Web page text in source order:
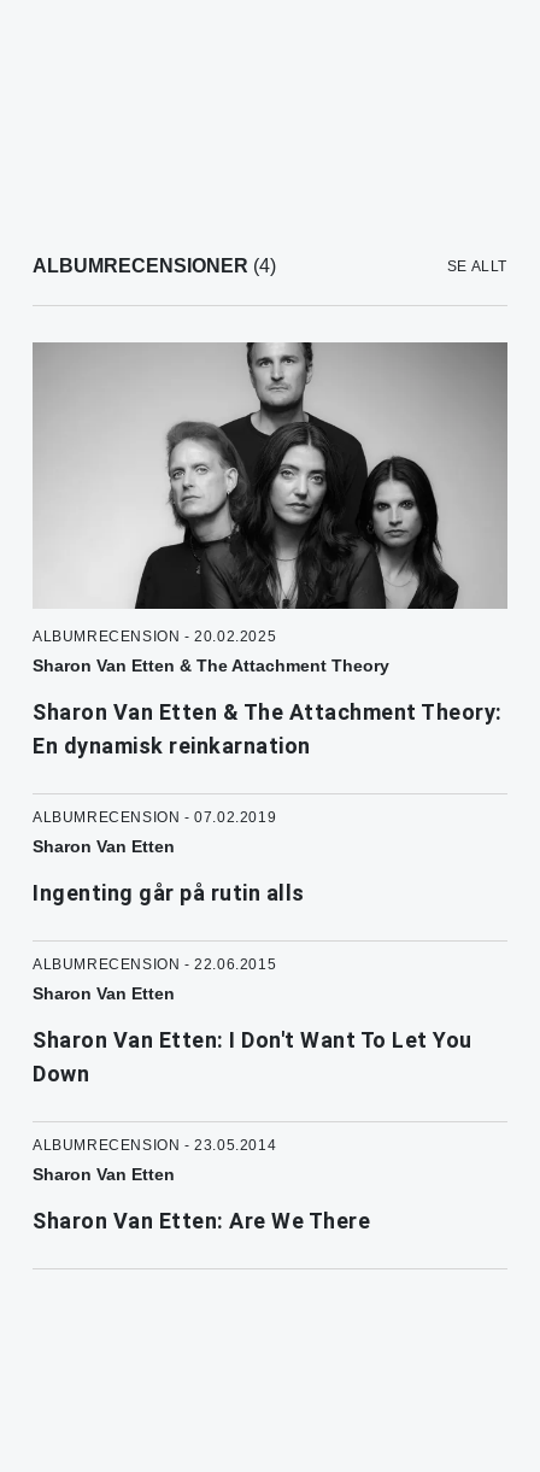
ALBUMRECENSIONER (4) SE ALLT
ALBUMRECENSION - 20.02.2025
Sharon Van Etten & The Attachment Theory
Sharon Van Etten & The Attachment Theory:
En dynamisk reinkarnation
ALBUMRECENSION - 07.02.2019
Sharon Van Etten
Ingenting går på rutin alls
ALBUMRECENSION - 22.06.2015
Sharon Van Etten
Sharon Van Etten: I Don't Want To Let You
Down
ALBUMRECENSION - 23.05.2014
Sharon Van Etten
Sharon Van Etten: Are We There